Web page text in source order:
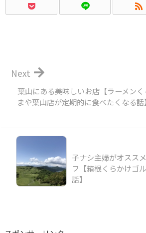
葉山にある美味しいお店【ラーメンく
まや葉山店が定期的に食べたくなる話】
Next
子ナシ主婦がオスス
フ【箱根くらかけゴ
話】